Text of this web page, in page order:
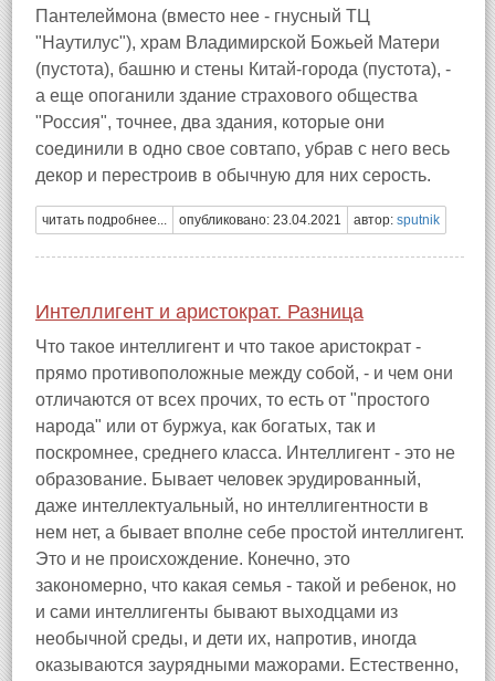
Пантелеймона (вместо нее - гнусный ТЦ
"Наутилус"), храм Владимирской Божьей Матери
(пустота), башню и стены Китай-города (пустота), -
а еще опоганили здание страхового общества
"Россия", точнее, два здания, которые они
соединили в одно свое совтапо, убрав с него весь
декор и перестроив в обычную для них серость.
читать подробнее... опубликовано: 23.04.2021 автор: sputnik
Интеллигент и аристократ. Разница
Что такое интеллигент и что такое аристократ -
прямо противоположные между собой, - и чем они
отличаются от всех прочих, то есть от "простого
народа" или от буржуа, как богатых, так и
поскромнее, среднего класса. Интеллигент - это не
образование. Бывает человек эрудированный,
даже интеллектуальный, но интеллигентности в
нем нет, а бывает вполне себе простой интеллигент.
Это и не происхождение. Конечно, это
закономерно, что какая семья - такой и ребенок, но
и сами интеллигенты бывают выходцами из
необычной среды, и дети их, напротив, иногда
оказываются заурядными мажорами. Естественно,